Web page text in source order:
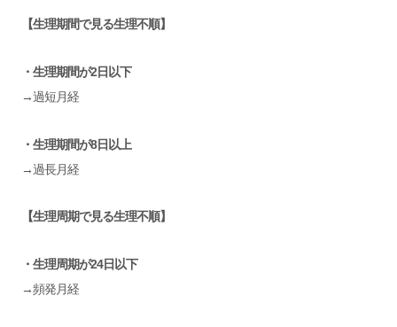
【生理期間で見る生理不順】
・生理期間が2日以下
→過短月経
・生理期間が8日以上
→過長月経
【生理周期で見る生理不順】
・生理周期が24日以下
→頻発月経